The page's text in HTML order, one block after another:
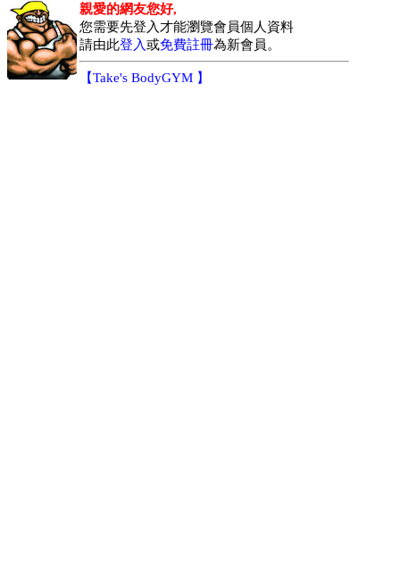
親愛的網友您好,
您需要先登入才能瀏覽會員個人資料
請由此登入或免費註冊為新會員。
【Take's BodyGYM 】